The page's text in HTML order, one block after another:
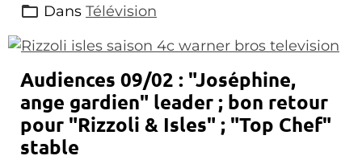
Dans Télévision
Audiences 09/02 : "Joséphine,
ange gardien" leader ; bon retour
pour "Rizzoli & Isles" ; "Top Chef"
stable